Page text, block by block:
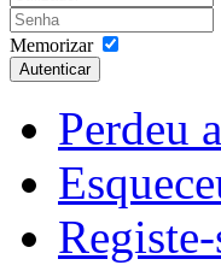
Memorizar
Autenticar
Perdeu
Registe-